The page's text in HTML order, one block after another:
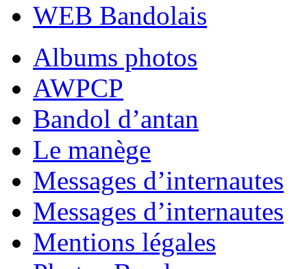
WEB Bandolais
Albums photos
AWPCP
Bandol d’antan
Le manège
Messages d’internautes
Messages d’internautes
Mentions légales